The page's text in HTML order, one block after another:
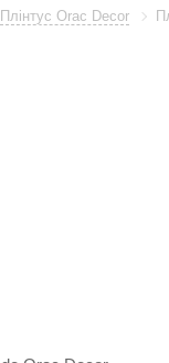
Плінтус Orac Decor